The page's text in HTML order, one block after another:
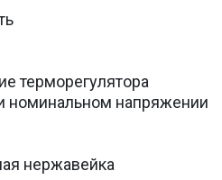
терморегулятора
номинальном напряжении
нержавейка